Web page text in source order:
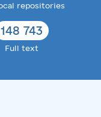
repositories
148 743
Full text